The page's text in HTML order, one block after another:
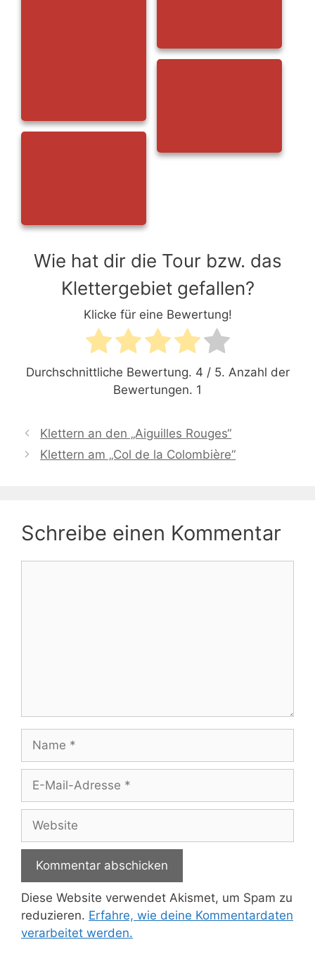
Wie hat dir die Tour bzw. das
Klettergebiet gefallen?
Klicke für eine Bewertung!
Durchschnittliche Bewertung. 4 / 5. Anzahl der
Bewertungen. 1
Klettern an den „Aiguilles Rouges“
Klettern am „Col de la Colombière“
Schreibe einen Kommentar
Mail-
Adresse
Diese Website verwendet Akismet, um Spam zu
reduzieren. Erfahre, wie deine Kommentardaten
verarbeitet werden.